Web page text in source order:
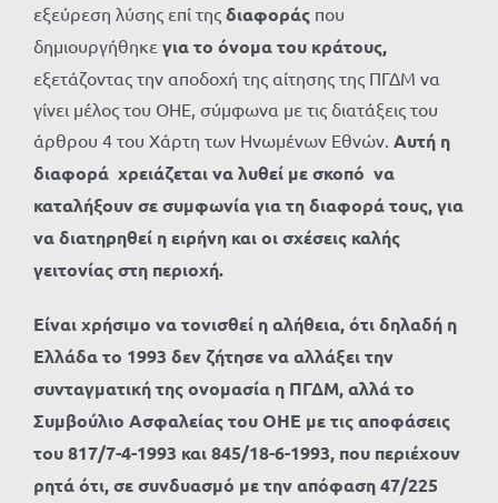
εξεύρεση λύσης επί της διαφοράς που
δημιουργήθηκε για το όνομα του κράτους,
εξετάζοντας την αποδοχή της αίτησης της ΠΓΔΜ να
γίνει μέλος του ΟΗΕ, σύμφωνα με τις διατάξεις του
άρθρου 4 του Χάρτη των Ηνωμένων Εθνών. Αυτή η
διαφορά χρειάζεται να λυθεί με σκοπό να
καταλήξουν σε συμφωνία για τη διαφορά τους, για
να διατηρηθεί η ειρήνη και οι σχέσεις καλής
γειτονίας στη περιοχή.
Είναι χρήσιμο να τονισθεί η αλήθεια, ότι δηλαδή η
Ελλάδα το 1993 δεν ζήτησε να αλλάξει την
συνταγματική της ονομασία η ΠΓΔΜ, αλλά το
Συμβούλιο Ασφαλείας του ΟΗΕ με τις αποφάσεις
του 817/7-4-1993 και 845/18-6-1993, που περιέχουν
ρητά ότι, σε συνδυασμό με την απόφαση 47/225